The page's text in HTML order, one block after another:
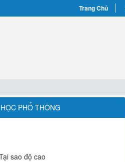
Trang Chủ
PHỔ THÔNG
sao độ cao